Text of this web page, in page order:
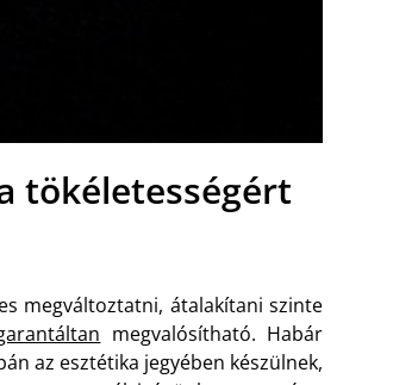
tökéletességért
megváltoztatni, átalakítani szinte
megvalósítható. Habár
az esztétika jegyében készülnek,